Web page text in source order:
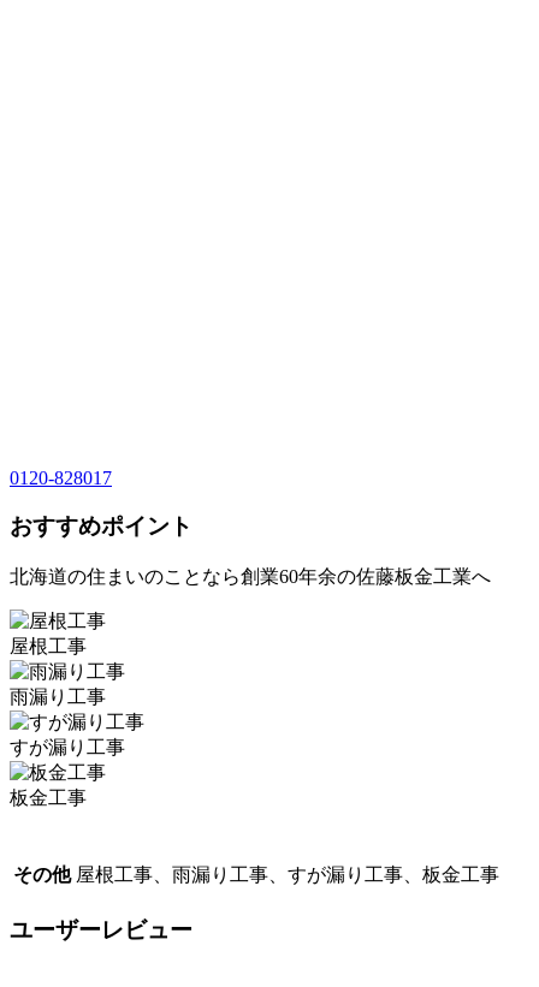
0120-828017
おすすめポイント
北海道の住まいのことなら創業60年余の佐藤板金工業へ
屋根工事
雨漏り工事
すが漏り工事
板金工事
その他 屋根工事、雨漏り工事、すが漏り工事、板金工事
ユーザーレビュー